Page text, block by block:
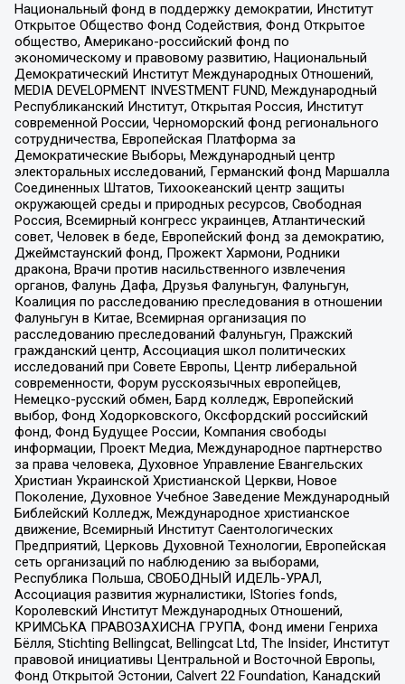
Национальный фонд в поддержку демократии, Институт
Открытое Общество Фонд Содействия, Фонд Открытое
общество, Американо-российский фонд по
экономическому и правовому развитию, Национальный
Демократический Институт Международных Отношений,
MEDIA DEVELOPMENT INVESTMENT FUND, Международный
Республиканский Институт, Открытая Россия, Институт
современной России, Черноморский фонд регионального
сотрудничества, Европейская Платформа за
Демократические Выборы, Международный центр
электоральных исследований, Германский фонд Маршалла
Соединенных Штатов, Тихоокеанский центр защиты
окружающей среды и природных ресурсов, Свободная
Россия, Всемирный конгресс украинцев, Атлантический
совет, Человек в беде, Европейский фонд за демократию,
Джеймстаунский фонд, Прожект Хармони, Родники
дракона, Врачи против насильственного извлечения
органов, Фалунь Дафа, Друзья Фалуньгун, Фалуньгун,
Коалиция по расследованию преследования в отношении
Фалуньгун в Китае, Всемирная организация по
расследованию преследований Фалуньгун, Пражский
гражданский центр, Ассоциация школ политических
исследований при Совете Европы, Центр либеральной
современности, Форум русскоязычных европейцев,
Немецко-русский обмен, Бард колледж, Европейский
выбор, Фонд Ходорковского, Оксфордский российский
фонд, Фонд Будущее России, Компания свободы
информации, Проект Медиа, Международное партнерство
за права человека, Духовное Управление Евангельских
Христиан Украинской Христианской Церкви, Новое
Поколение, Духовное Учебное Заведение Международный
Библейский Колледж, Международное христианское
движение, Всемирный Институт Саентологических
Предприятий, Церковь Духовной Технологии, Европейская
сеть организаций по наблюдению за выборами,
Республика Польша, СВОБОДНЫЙ ИДЕЛЬ-УРАЛ,
Ассоциация развития журналистики, IStories fonds,
Королевский Институт Международных Отношений,
КРИМСЬКА ПРАВОЗАХИСНА ГРУПА, Фонд имени Генриха
Бёлля, Stichting Bellingcat, Bellingcat Ltd, The Insider, Институт
правовой инициативы Центральной и Восточной Европы,
Фонд Открытой Эстонии, Calvert 22 Foundation, Канадский